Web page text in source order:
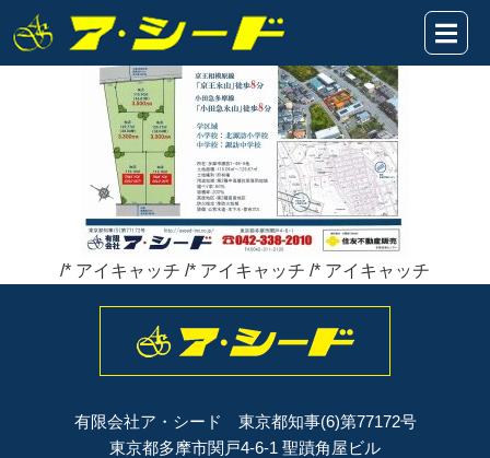
多摩市諏訪5区画★表題2020.10.23 2020年10月24日
/* アイキャッチ /* アイキャッチ /* アイキャッチ
有限会社ア・シード 東京都知事(6)第77172号
東京都多摩市関戸4-6-1 聖蹟角屋ビル